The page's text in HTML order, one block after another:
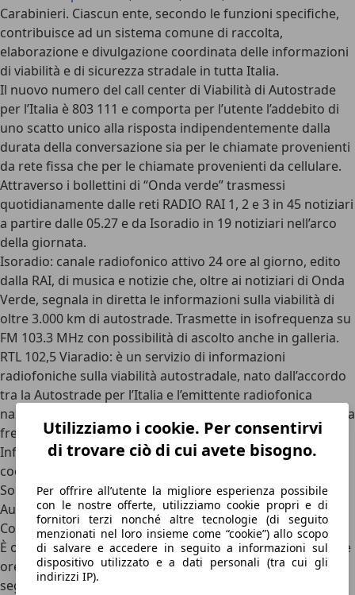
Utilizziamo i cookie. Per consentirvi
di trovare ciò di cui avete bisogno.
Per offrire all’utente la migliore esperienza possibile
con le nostre offerte, utilizziamo cookie propri e di
fornitori terzi nonché altre tecnologie (di seguito
menzionati nel loro insieme come “cookie”) allo scopo
di salvare e accedere in seguito a informazioni sul
dispositivo utilizzato e a dati personali (tra cui gli
indirizzi IP).
Carabinieri. Ciascun ente, secondo le funzioni specifiche,
contribuisce ad un sistema comune di raccolta,
elaborazione e divulgazione coordinata delle informazioni
di viabilità e di sicurezza stradale in tutta Italia.
Il nuovo numero del call center di Viabilità di Autostrade
per l’Italia è 803 111 e comporta per l’utente l’addebito di
uno scatto unico alla risposta indipendentemente dalla
durata della conversazione sia per le chiamate provenienti
da rete fissa che per le chiamate provenienti da cellulare.
Attraverso i bollettini di “Onda verde” trasmessi
quotidianamente dalle reti RADIO RAI 1, 2 e 3 in 45 notiziari
a partire dalle 05.27 e da Isoradio in 19 notiziari nell’arco
della giornata.
Isoradio: canale radiofonico attivo 24 ore al giorno, edito
dalla RAI, di musica e notizie che, oltre ai notiziari di Onda
Verde, segnala in diretta le informazioni sulla viabilità di
oltre 3.000 km di autostrade. Trasmette in isofrequenza su
FM 103.3 MHz con possibilità di ascolto anche in galleria.
RTL 102,5 Viaradio: è un servizio di informazioni
radiofoniche sulla viabilità autostradale, nato dall’accordo
tra la Autostrade per l’Italia e l’emittente radiofonica
nazionale RTL 102.5 che trasmette in tutta Italia su un’unica
frequenza: FM 102.5 (o frequenze vicine).
Infoviaggiando: un servizio di informazioni sul traffico
coordinato delle seguenti società autostradali:
Società Autostrade Alto Adriatico
Autostrada Brescia-Verona-Vicenza- Padova
Concessioni Autostradali Venete
È organizzato per fornire, tutti i giorni dell’anno dalle 7 alle
ore 22, notizie sulla viabilità e la percorribilità delle
seguenti tratte: